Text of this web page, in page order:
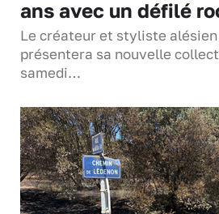
ans avec un défilé
Le créateur et styliste
présentera sa nouvelle
samedi…